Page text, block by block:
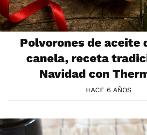
Polvorones de aceite
canela, receta
Navidad con
HACE 6 AÑOS